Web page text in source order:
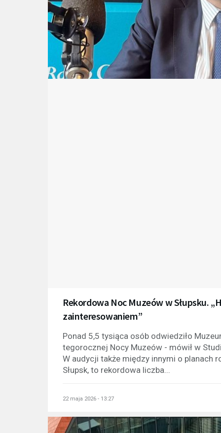
Rekordowa Noc Muzeów w Słupsku.
zainteresowaniem”
Ponad 5,5 tysiąca osób odwiedziło
tegorocznej Nocy Muzeów - mówił w
W audycji także między innymi o planach
Słupsk, to rekordowa liczba...
22 maja 2026 - 13:27